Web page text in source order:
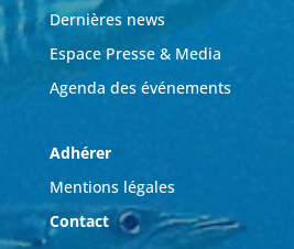
Dernières news
Espace Presse & Media
Agenda des événements
Adhérer
Mentions légales
Contact